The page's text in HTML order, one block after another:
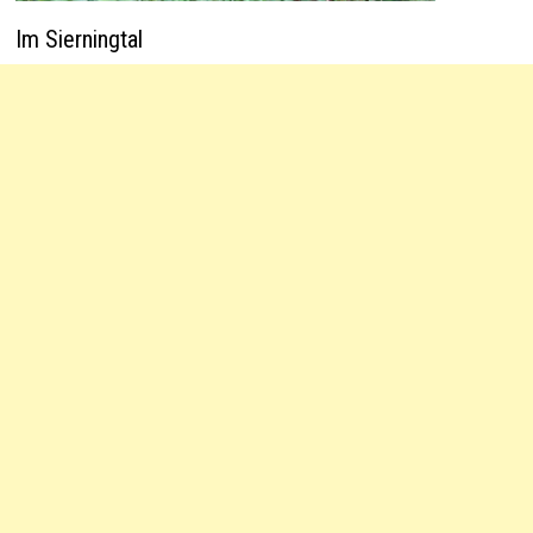
Im Sierningtal